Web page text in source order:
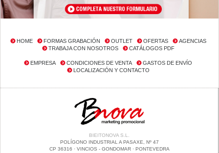
HOME FORMAS GRABACIÓN OUTLET OFERTAS
AGENCIAS
TRABAJA CON NOSOTROS
CATÁLOGOS PDF
EMPRESA CONDICIONES DE VENTA
GASTOS DE ENVÍO
LOCALIZACIÓN Y CONTACTO
BIEITONOVA S.L.
POLÍGONO INDUSTRIAL A PASAXE, Nº 47
CP 36316 · VINCIOS - GONDOMAR · PONTEVEDRA